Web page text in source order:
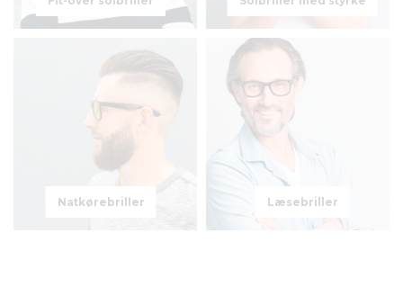
Natkørebriller Læsebriller